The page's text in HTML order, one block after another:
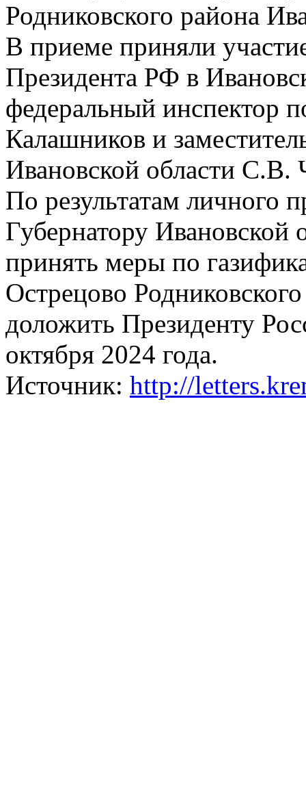
Родниковского района
В приеме приняли
Президента РФ в
федеральный инспектор
Калашников и
Ивановской области С.В.
По результатам личного
Губернатору Ивановской
принять меры по
Острецово
доложить Президенту
октября 2024 года.
Источник: http://